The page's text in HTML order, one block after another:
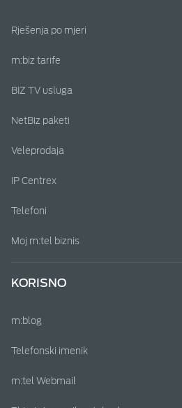
Rješenja po mjeri
m:biz tarife
BIZ TV usluga
NetBiz paketi
Veleprodaja
IP Centrex
Telefoni
Moj m:tel biznis
KORISNO
m:blog
Telefonski imenik
m:tel Webmail